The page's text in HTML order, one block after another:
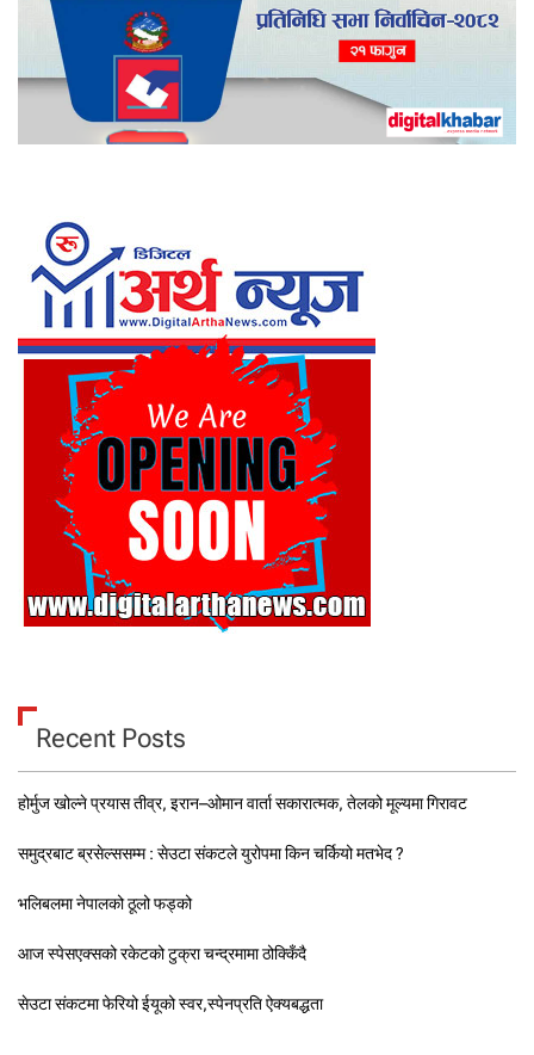
Recent Posts
होर्मुज खोल्ने प्रयास तीव्र, इरान–ओमान वार्ता सकारात्मक, तेलको मूल्यमा गिरावट
समुद्रबाट ब्रसेल्ससम्म : सेउटा संकटले युरोपमा किन चर्कियो मतभेद ?
भलिबलमा नेपालको ठूलो फड्को
आज स्पेसएक्सको रकेटको टुक्रा चन्द्रमामा ठोक्किँदै
सेउटा संकटमा फेरियो ईयूको स्वर,स्पेनप्रति ऐक्यबद्धता